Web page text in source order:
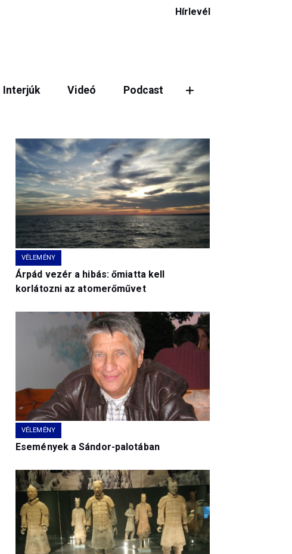
Hírlevél
Interjúk Videó Podcast
Megosztás
VÉLEMÉNY
Árpád vezér a hibás: őmiatta kell
korlátozni az atomerőművet
VÉLEMÉNY
Események a Sándor-palotában